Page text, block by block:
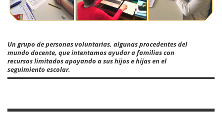
Un grupo de personas voluntarias, algunas procedentes del
mundo docente, que intentamos ayudar a familias con
recursos limitados apoyando a sus hijos e hijas en el
seguimiento escolar.